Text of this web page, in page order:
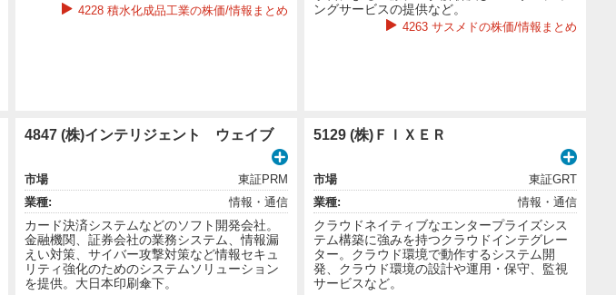
4228 積水化成品工業の株価/情報まとめ
ングサービスの提供など。
4263 サスメドの株価/情報まとめ
4847 (株)インテリジェント ウェイブ
市場
東証PRM
業種:
情報・通信
カード決済システムなどのソフト開発会社。
金融機関、証券会社の業務システム、情報漏
えい対策、サイバー攻撃対策など情報セキュ
リティ強化のためのシステムソリューション
を提供。大日本印刷傘下。
5129 (株)ＦＩＸＥＲ
市場
東証GRT
業種:
情報・通信
クラウドネイティブなエンタープライズシス
テム構築に強みを持つクラウドインテグレー
ター。クラウド環境で動作するシステム開
発、クラウド環境の設計や運用・保守、監視
サービスなど。